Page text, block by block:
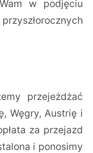
w podjęciu
przejeżdżać
Węgry, Austrię i
za przejazd
i ponosimy